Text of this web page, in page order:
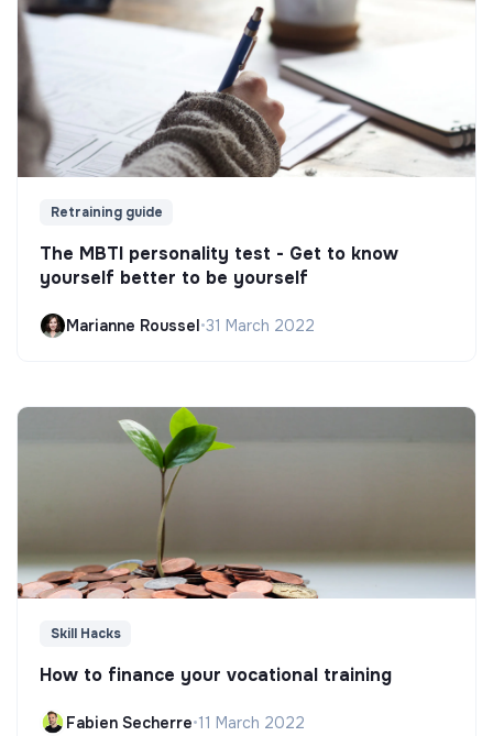
Retraining guide
The MBTI personality test - Get to know
yourself better to be yourself
Marianne Roussel•31 March 2022
Skill Hacks
How to finance your vocational training
Fabien Secherre•11 March 2022